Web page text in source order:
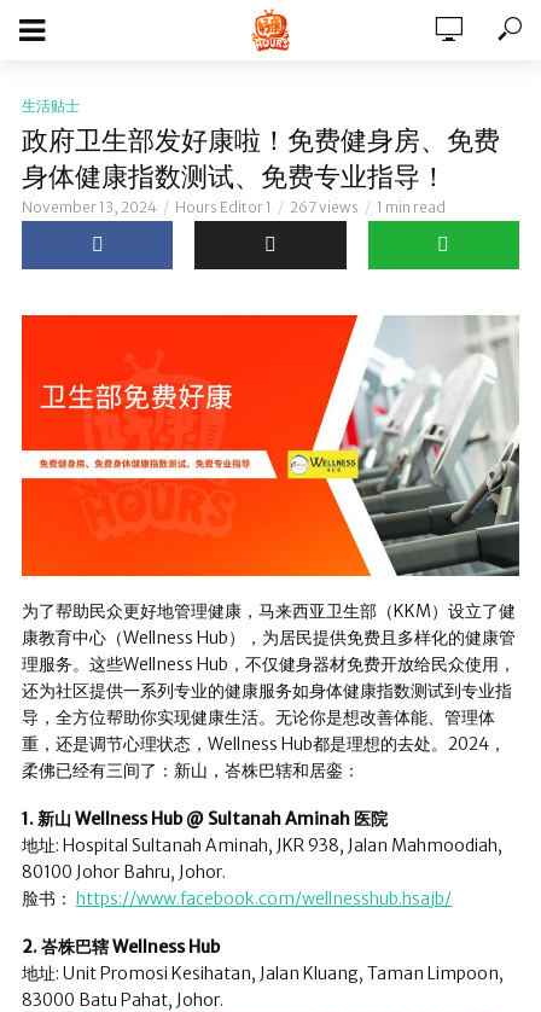
生活贴士
政府卫生部发好康啦！免费健身房、免费
身体健康指数测试、免费专业指导！
November 13, 2024 Hours Editor 1 267 views 1 min read
为了帮助民众更好地管理健康，马来西亚卫生部（KKM）设立了健
康教育中心（Wellness Hub），为居民提供免费且多样化的健康管
理服务。这些Wellness Hub，不仅健身器材免费开放给民众使用，
还为社区提供一系列专业的健康服务如身体健康指数测试到专业指
导，全方位帮助你实现健康生活。无论你是想改善体能、管理体
重，还是调节心理状态，Wellness Hub都是理想的去处。2024，
柔佛已经有三间了：新山，峇株巴辖和居銮：
1. 新山 Wellness Hub @ Sultanah Aminah 医院
地址: Hospital Sultanah Aminah, JKR 938, Jalan Mahmoodiah,
80100 Johor Bahru, Johor.
脸书： https://www.facebook.com/wellnesshub.hsajb/
2. 峇株巴辖 Wellness Hub
地址: Unit Promosi Kesihatan, Jalan Kluang, Taman Limpoon,
83000 Batu Pahat, Johor.